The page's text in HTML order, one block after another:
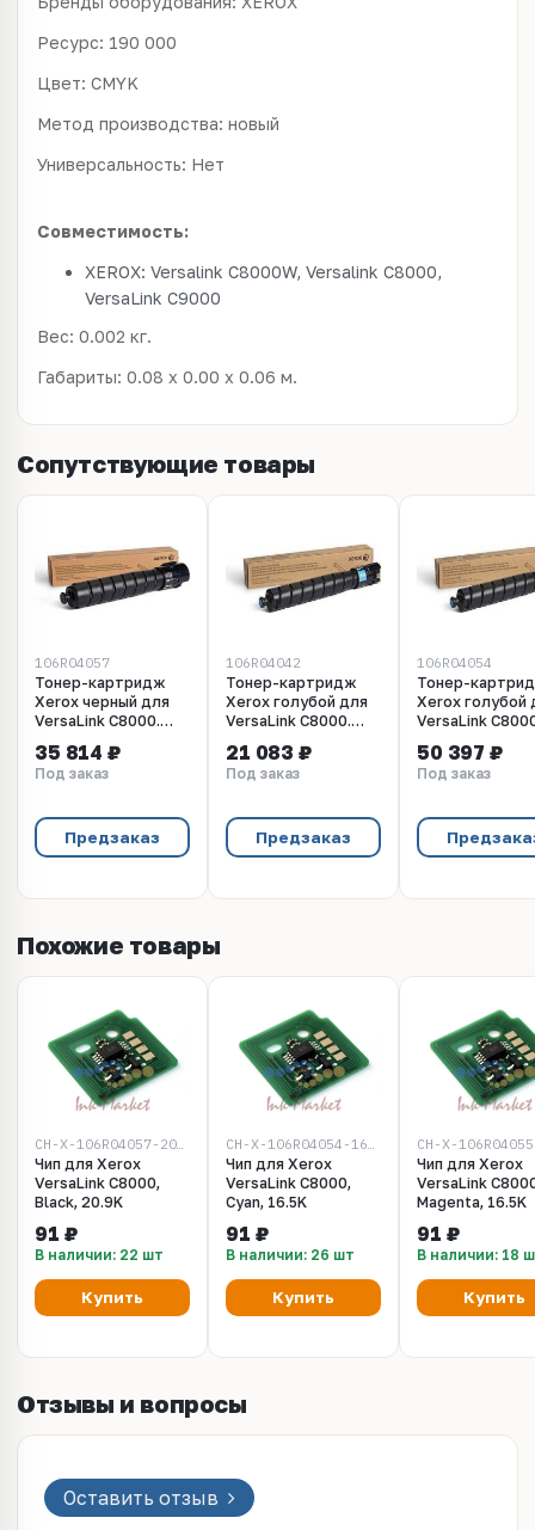
Ресурс: 190 000
Цвет: CMYK
Метод производства: новый
Универсальность: Нет
Совместимость:
XEROX: Versalink C8000W, Versalink C8000,
VersaLink C9000
Вес: 0.002 кг.
Габариты: 0.08 x 0.00 x 0.06 м.
Сопутствующие товары
106R04057
Тонер-картридж
Xerox черный для
VersaLink C8000.
(106R04057)
35 814 ₽
Под заказ
Предзаказ
106R04042
Тонер-картридж
Xerox голубой для
VersaLink C8000.
(106R04042)
21 083 ₽
Под заказ
Предзаказ
106R04054
Тонер-
Xerox голубой
VersaLink
(106R04054)
50 397 ₽
Под заказ
Похожие товары
CH-X-106R04057-20.9K-BK
Чип для Xerox
VersaLink C8000,
Black, 20.9K
91 ₽
В наличии: 22 шт
Купить
CH-X-106R04054-16.5K-C
Чип для Xerox
VersaLink C8000,
Cyan, 16.5K
91 ₽
В наличии: 26 шт
Купить
Чип для Xerox
VersaLink
Magenta, 16.5K
91 ₽
В наличии: 18
Купить
Отзывы и вопросы
Оставить отзыв